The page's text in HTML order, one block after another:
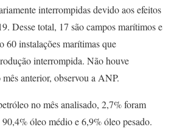
interrompidas devido aos efeitos
Desse total, 17 são campos marítimos e
60 instalações marítimas que
interrompida. Não houve
anterior, observou a ANP.
no mês analisado, 2,7% foram
óleo médio e 6,9% óleo pesado.